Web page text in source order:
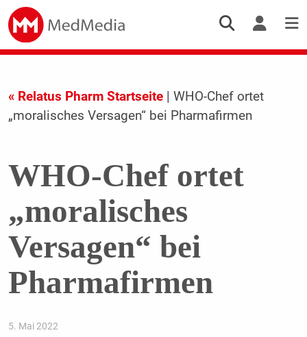
« Relatus Pharm Startseite| WHO-Chef ortet
„moralisches Versagen“ bei Pharmafirmen
WHO-Chef ortet
„moralisches
Versagen“ bei
Pharmafirmen
5. Mai 2022